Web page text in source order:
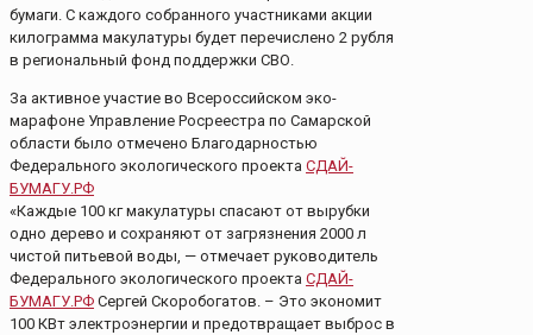
бумаги. С каждого собранного участниками акции
килограмма макулатуры будет перечислено 2 рубля
в региональный фонд поддержки СВО.
За активное участие во Всероссийском эко-
марафоне Управление Росреестра по Самарской
области было отмечено Благодарностью
Федерального экологического проекта СДАЙ-
БУМАГУ.РФ
«Каждые 100 кг макулатуры спасают от вырубки
одно дерево и сохраняют от загрязнения 2000 л
чистой питьевой воды, — отмечает руководитель
Федерального экологического проекта СДАЙ-
БУМАГУ.РФ Сергей Скоробогатов. – Это экономит
100 КВт электроэнергии и предотвращает выброс в